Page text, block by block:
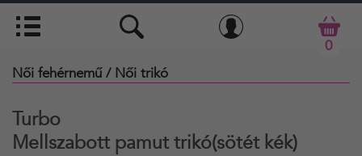
0
Női fehérnemű / Női trikó
Turbo
Mellszabott pamut trikó(sötét kék)